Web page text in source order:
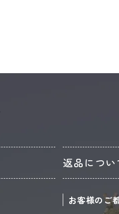
返品につい
お客様のご